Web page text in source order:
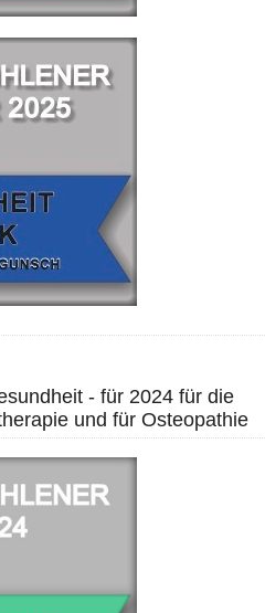
- für 2024 für die
und für Osteopathie